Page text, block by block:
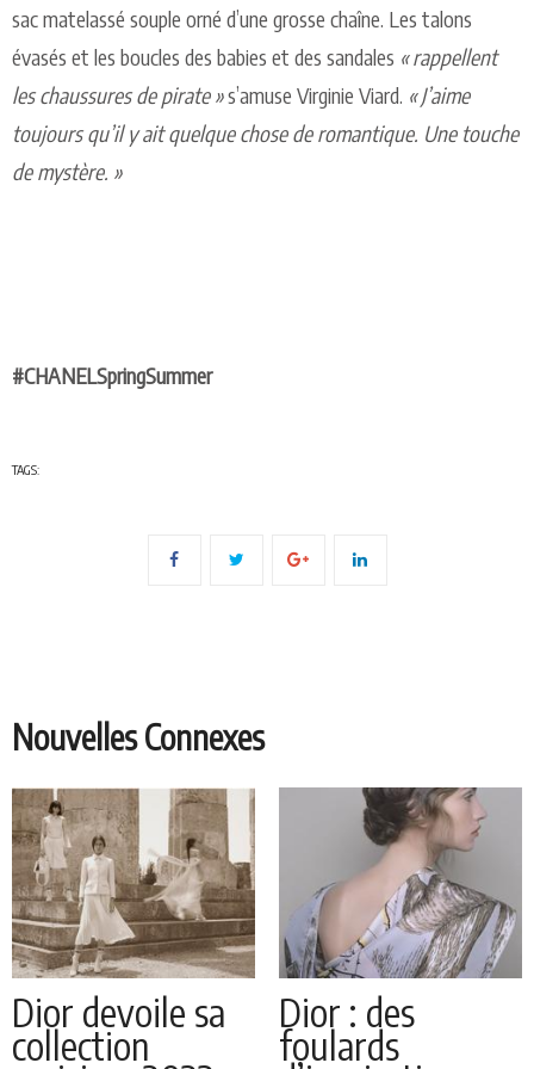
sac matelassé souple orné d’une grosse chaîne. L es talons
évasés et les boucles des babies et des sandales «rappellent
leschaussuresdepirate »s’amuse Virginie Viard. « J’aime
toujoursqu’il yaitquelquechosede romantique. Une touche
de mystère. »
#CHANELSpringSummer
TAGS:
Nouvelles Connexes
Dior devoile sa
collection
Dior : des
foulards